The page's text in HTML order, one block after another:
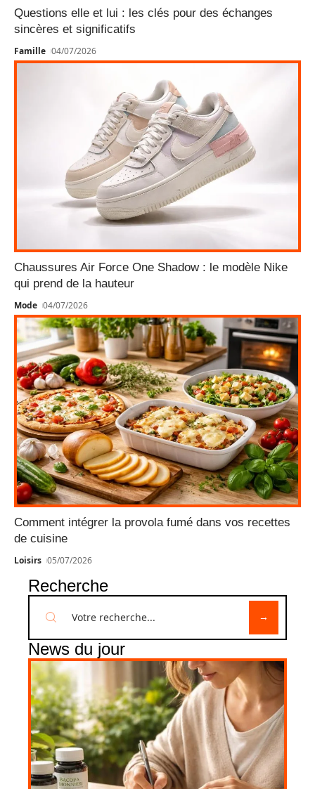
Questions elle et lui : les clés pour des échanges
sincères et significatifs
Famille 04/07/2026
Chaussures Air Force One Shadow : le modèle Nike
qui prend de la hauteur
Mode 04/07/2026
Comment intégrer la provola fumé dans vos recettes
de cuisine
Loisirs 05/07/2026
Recherche
News du jour